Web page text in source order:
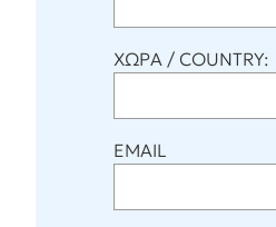
ΧΩΡΑ / COUNTRY:
EMAIL